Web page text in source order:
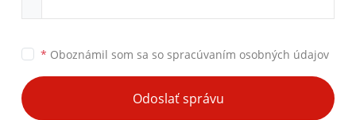
* Oboznámil som sa so spracúvaním osobných údajov
Odoslať správu